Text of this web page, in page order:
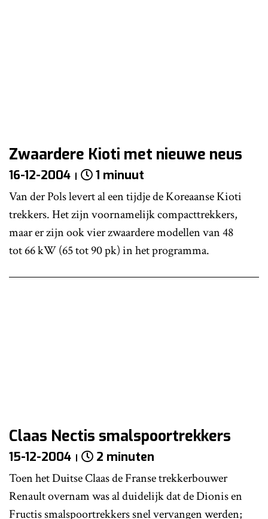
Zwaardere Kioti met nieuwe neus
16-12-2004 1 minuut
Van der Pols levert al een tijdje de Koreaanse Kioti
trekkers. Het zijn voornamelijk compacttrekkers,
maar er zijn ook vier zwaardere modellen van 48
tot 66 kW (65 tot 90 pk) in het programma.
Claas Nectis smalspoortrekkers
15-12-2004 2 minuten
Toen het Duitse Claas de Franse trekkerbouwer
Renault overnam was al duidelijk dat de Dionis en
Fructis smalspoortrekkers snel vervangen werden;